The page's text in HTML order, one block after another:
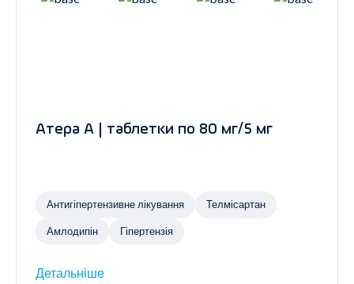
Атера А | таблетки по 80 мг/5 мг
Антигіпертензивне лікування Телмісартан
Амлодипін Гіпертензія
Детальніше